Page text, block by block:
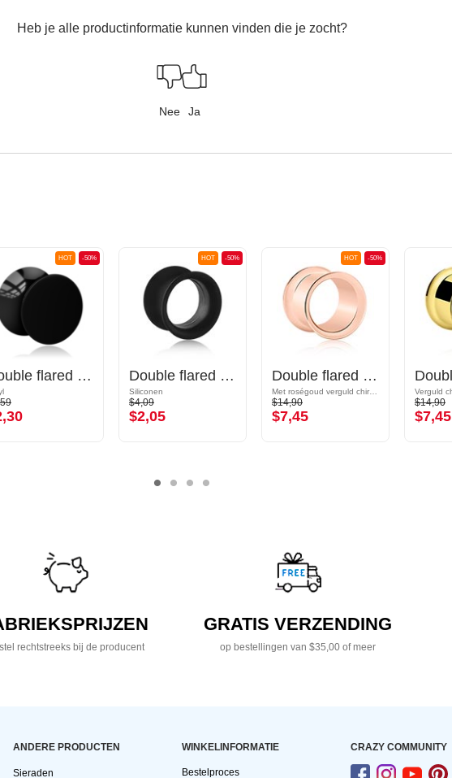
Heb je alle productinformatie kunnen vinden die je zocht?
Nee Ja
-50%
HOT
Double flared plug (acryl, verschillende kleuren)
-50%
HOT
Double flared tunnel (siliconen, verschillende kleuren)
Siliconen
$4,09
$2,05
-50%
HOT
Double flared tunnel (chirurgisch staal, roségoud, glanzende afwerking)
$14,90
$7,45
$14,90
$7,45
rechtstreeks bij de producent
GRATIS VERZENDING
op bestellingen van $35,00 of meer
ANDERE PRODUCTEN
Sieraden
WINKELINFORMATIE
Bestelproces
CRAZY COMMUNITY